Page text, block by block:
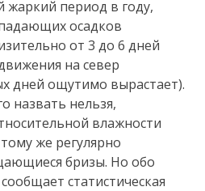
жаркий период в году,
осадков
от 3 до 6 дней
на север
дней ощутимо вырастает).
назвать нельзя,
влажности
же регулярно
бризы. Но обо
статистическая